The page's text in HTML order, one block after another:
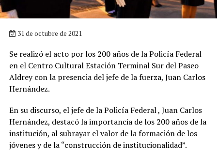
31 de octubre de 2021
Se realizó el acto por los 200 años de la Policía Federal
en el Centro Cultural Estación Terminal Sur del Paseo
Aldrey con la presencia del jefe de la fuerza, Juan Carlos
Hernández.
En su discurso, el jefe de la Policía Federal , Juan Carlos
Hernández, destacó la importancia de los 200 años de la
institución, al subrayar el valor de la formación de los
jóvenes y de la “construcción de institucionalidad”.